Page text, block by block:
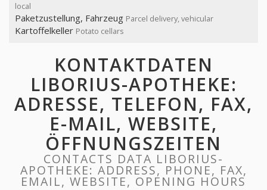
local
Paketzustellung, Fahrzeug Parcel delivery, vehicular
Kartoffelkeller Potato cellars
KONTAKTDATEN
LIBORIUS-APOTHEKE:
ADRESSE, TELEFON, FAX,
E-MAIL, WEBSITE,
ÖFFNUNGSZEITEN
CONTACTS DATA LIBORIUS-
APOTHEKE: ADDRESS, PHONE, FAX,
EMAIL, WEBSITE, OPENING HOURS